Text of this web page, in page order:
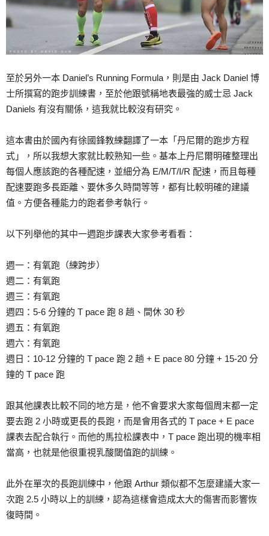
至於另外一本 Daniel’s Running Formula，則是由 Jack Daniel 博
士所撰寫的跑步訓練書，至於他跟號稱地表最強的威士忌 Jack
Daniels 有沒有關係，這我就比較沒有研究。
這本書由於國內有徐國鋒教練翻譯了一本「丹尼爾的跑步方程
式」，所以我想大家就比較熟知一些。基本上丹尼爾明確整理出
每個人應該跑的各種配速，並細分為 E/M/T/I/R 配速，而且每種
配速要跑多長距離、要休多久時間等等，都有比較明確的建議
值。方便各種能力的跑者參考執行。
以下列舉他的其中一週跑步課表大家參考看看：
週一：有氧跑（練跨步）
週二：有氧跑
週三：有氧跑
週四：5-6 分鐘的 T pace 跑 8 趟、間休 30 秒
週五：有氧跑
週六：有氧跑
週日：10-12 分鐘的 T pace 跑 2 趟 + E pace 80 分鐘 + 15-20 分
鐘的 T pace 跑
跟其他課表比較不同的地方是，他不會要求大家每個周末都一定
要去跑 2 小時或更長的長跑，而是會用各式的 T pace + E pace
課表去配合執行。而他的馬拉松課表中，T pace 跑出現的機率相
當高，也就是他很重視乳酸閾值跑的訓練。
此外在單次的長跑訓練中，他跟 Arthur 類似都不怎麼建議大家一
次跑 2.5 小時以上的訓練，認為這樣會造成太大的傷害而影響恢
復時間。